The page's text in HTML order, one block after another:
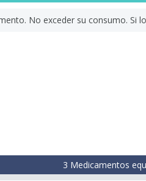
No exceder su consumo. Si
3 Medicamentos